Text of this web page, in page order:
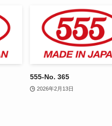
555-No. 365
2026年2月13日